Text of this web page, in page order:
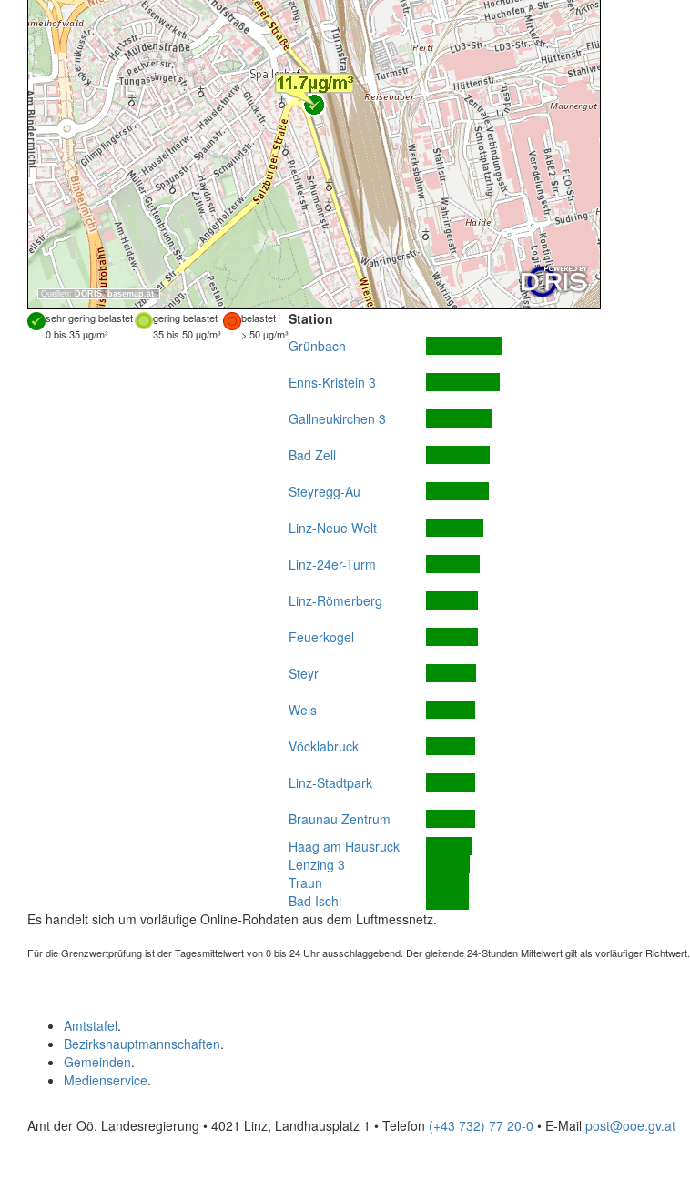
Quellen: DORIS, basemap.at
sehr gering belastet gering belastet
belastet
0 bis 35 µg/m³
35 bis 50 µg/m³ > 50 µg/m³
Station
Grünbach
Enns-Kristein 3
Gallneukirchen 3
Bad Zell
Steyregg-Au
Linz-Neue Welt
Linz-24er-Turm
Linz-Römerberg
Feuerkogel
Steyr
Wels
Vöcklabruck
Linz-Stadtpark
Braunau Zentrum
Haag am Hausruck
Lenzing 3
Traun
Bad Ischl
Es handelt sich um vorläufige Online-Rohdaten aus dem Luftmessnetz.
Für die Grenzwertprüfung ist der Tagesmittelwert von 0 bis 24 Uhr ausschlaggebend. Der gleitende 24-Stunden Mittelwert gilt als vorläufiger Richtwert.
Amtstafel.
Bezirkshauptmannschaften.
Gemeinden.
Medienservice.
Amt der Oö. Landesregierung • 4021 Linz, Landhausplatz 1 • Telefon (+43 732) 77 20-0 • E-Mail post@ooe.gv.at